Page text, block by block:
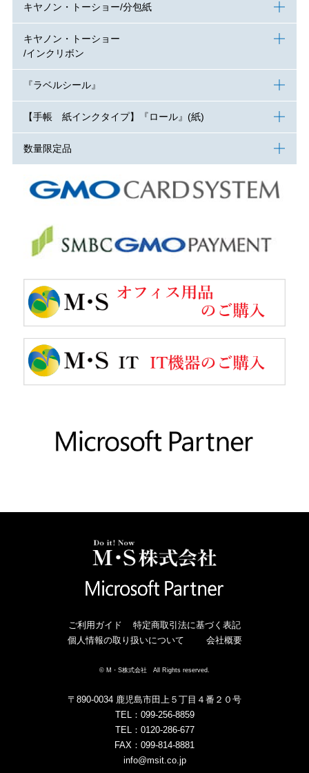
キヤノン・トーショー/分包紙
キヤノン・トーショー
/インクリボン
『ラベルシール』
【手帳 紙インクタイプ】『ロール』(紙)
数量限定品
ご利用ガイド
特定商取引法に基づく表記
個人情報の取り扱いについて
会社概要
© M・S株式会社 All Rights reserved.
〒890-0034 鹿児島市田上５丁目４番２０号
TEL：099-256-8859
TEL：0120-286-677
FAX：099-814-8881
info@msit.co.jp